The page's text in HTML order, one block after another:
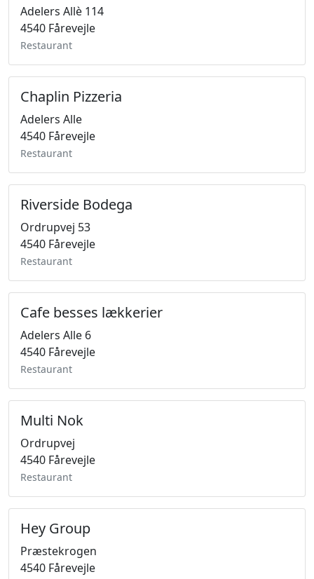
Adelers Allè 114
4540 Fårevejle
Restaurant
Chaplin Pizzeria
Adelers Alle
4540 Fårevejle
Restaurant
Riverside Bodega
Ordrupvej 53
4540 Fårevejle
Restaurant
Cafe besses lækkerier
Adelers Alle 6
4540 Fårevejle
Restaurant
Multi Nok
Ordrupvej
4540 Fårevejle
Restaurant
Hey Group
Præstekrogen
4540 Fårevejle